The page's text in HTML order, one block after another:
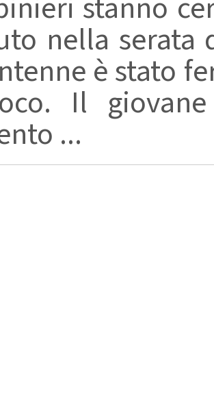
nella serata
è stato
Il
...